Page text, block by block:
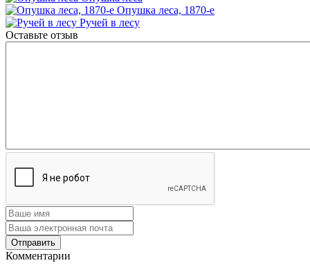
Опушка леса, 1870-е
Ручей в лесу
Оставьте отзыв
Комментарии